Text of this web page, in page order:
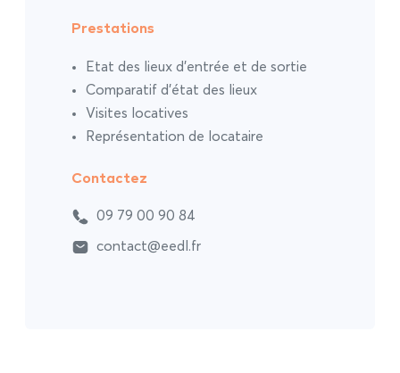
Prestations
Etat des lieux d’entrée et de sortie
Comparatif d’état des lieux
Visites locatives
Représentation de locataire
Contactez
09 79 00 90 84
contact@eedl.fr